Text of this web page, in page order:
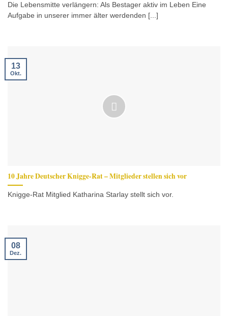
Die Lebensmitte verlängern: Als Bestager aktiv im Leben Eine
Aufgabe in unserer immer älter werdenden [...]
10 Jahre Deutscher Knigge-Rat – Mitglieder stellen sich vor
Knigge-Rat Mitglied Katharina Starlay stellt sich vor.
13
Okt.
08
Dez.